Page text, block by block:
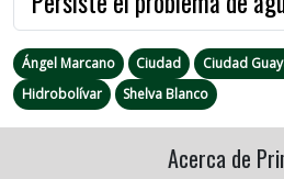
Ángel Marcano Ciudad Ciudad
Hidrobolívar
Shelva Blanco
Acerca de